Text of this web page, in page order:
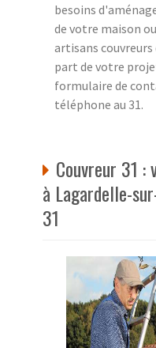
besoins
de votre maison
artisans
part de votre
formulaire de
téléphone au 31.
Couvreur 31
à Lagardelle-
31